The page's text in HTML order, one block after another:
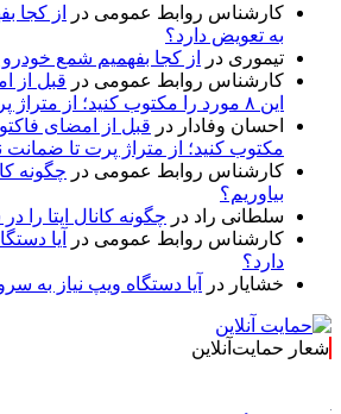
کارشناس روابط عمومی در
از کجا
به تعویض دارد؟
تیموری در
از کجا بفهمیم شمع خودرو
کارشناس روابط عمومی در قبل از
این ۸ مورد را مکتوب کنید؛ از متراژ پرت تا ضمانت نصب
احسان وفادار در
مکتوب کنید؛ از متراژ پرت تا
کارشناس روابط عمومی در چگونه
بیاوریم؟
سلطانی راد در چگونه کانال ایتا را
کارشناس روابط عمومی در
آیا
دارد؟
خشایار در آیا دستگاه ویپ نیاز به
شعار حمایت‌آنلاین